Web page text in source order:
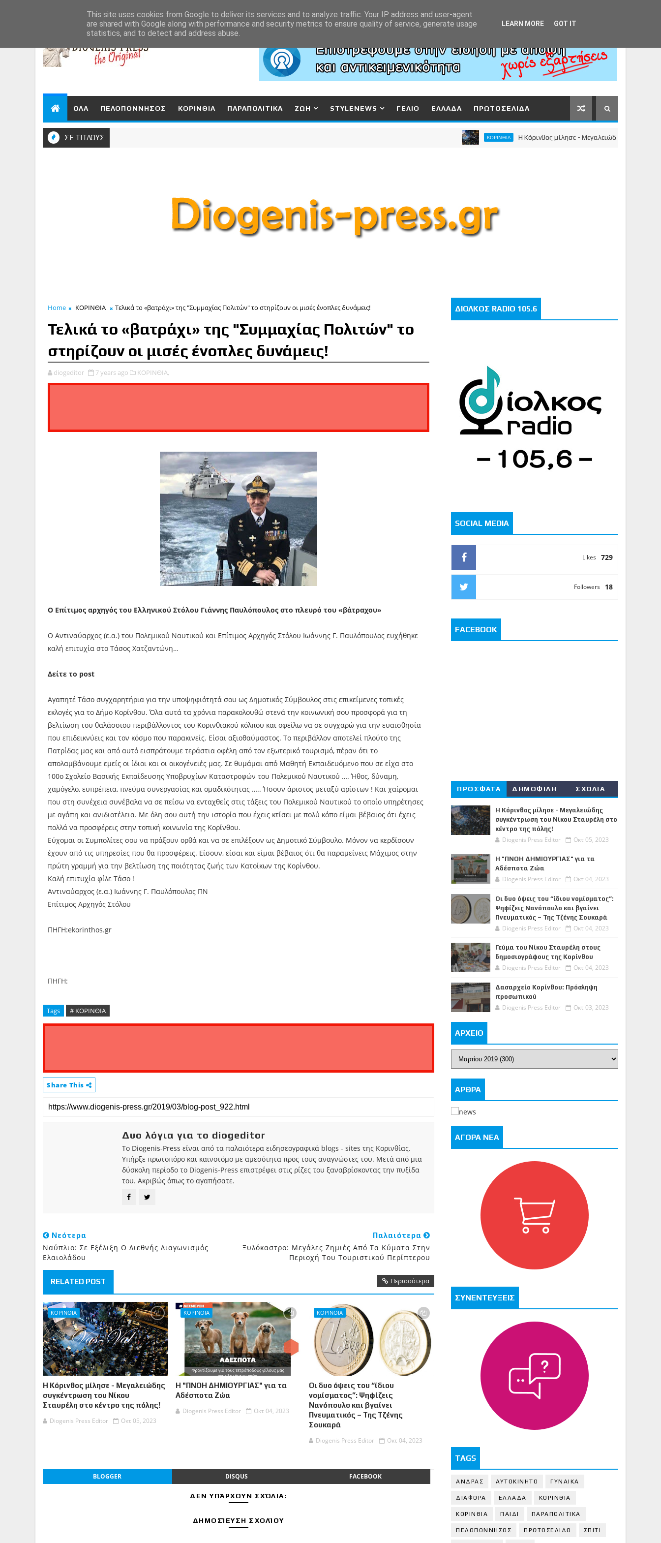
ΟΛΑ ΠΕΛΟΠΟΝΝΗΣΟΣ ΚΟΡΙΝΘΙΑ ΠΑΡΑΠΟΛΙΤΙΚΑ ΖΩΗ STYLENEWS ΓΕΛΙΟ ΕΛΛΑΔΑ ΠΡΩΤΟΣΕΛΙΔΑ
ΣΕ ΤΙΤΛΟΥΣ ΚΟΡΙΝΘΙΑ Η Κόρινθος μίλησε - Μεγαλειώδης συγκέντρωση του
Home ΚΟΡΙΝΘΙΑ Τελικά το «βατράχι» της "Συμμαχίας Πολιτών" το στηρίζουν οι μισές ένοπλες δυνάμεις!
Τελικά το «βατράχι» της "Συμμαχίας Πολιτών" το
στηρίζουν οι μισές ένοπλες δυνάμεις!
diogeditor 7 years ago ΚΟΡΙΝΘΙΑ,
Ο Επίτιμος αρχηγός του Ελληνικού Στόλου Γιάννης Παυλόπουλος στο πλευρό του «βάτραχου»
Ο Αντιναύαρχος (ε.α.) του Πολεμικού Ναυτικού και Επίτιμος Αρχηγός Στόλου Ιωάννης Γ. Παυλόπουλος ευχήθηκε
καλή επιτυχία στο Τάσος Χατζαντώνη…
Δείτε το post
Αγαπητέ Τάσο συγχαρητήρια για την υποψηφιότητά σου ως Δημοτικός Σύμβουλος στις επικείμενες τοπικές
εκλογές για το Δήμο Κορίνθου. Όλα αυτά τα χρόνια παρακολουθώ στενά την κοινωνική σου προσφορά για τη
βελτίωση του θαλάσσιου περιβάλλοντος του Κορινθιακού κόλπου και οφείλω να σε συγχαρώ για την ευαισθησία
που επιδεικνύεις και τον κόσμο που παρακινείς. Είσαι αξιοθαύμαστος. Το περιβάλλον αποτελεί πλούτο της
Πατρίδας μας και από αυτό εισπράτουμε τεράστια οφέλη από τον εξωτερικό τουρισμό, πέραν ότι το
απολαμβάνουμε εμείς οι ίδιοι και οι οικογένειές μας. Σε θυμάμαι από Μαθητή Εκπαιδευόμενο που σε είχα στο
100ο Σχολείο Βασικής Εκπαίδευσης Υποβρυχίων Καταστροφών του Πολεμικού Ναυτικού …. Ήθος, δύναμη,
χαμόγελο, ευπρέπεια, πνεύμα συνεργασίας και ομαδικότητας ….. Ήσουν άριστος μεταξύ αρίστων ! Και χαίρομαι
που στη συνέχεια συνέβαλα να σε πείσω να ενταχθείς στις τάξεις του Πολεμικού Ναυτικού το οποίο υπηρέτησες
με αγάπη και ανιδιοτέλεια. Με όλη σου αυτή την ιστορία που έχεις κτίσει με πολύ κόπο είμαι βέβαιος ότι έχεις
πολλά να προσφέρεις στην τοπική κοινωνία της Κορίνθου.
Εύχομαι οι Συμπολίτες σου να πράξουν ορθά και να σε επιλέξουν ως Δημοτικό Σύμβουλο. Μόνον να κερδίσουν
έχουν από τις υπηρεσίες που θα προσφέρεις. Είσουν, είσαι και είμαι βέβαιος ότι θα παραμείνεις Μάχιμος στην
πρώτη γραμμή για την βελτίωση της ποιότητας ζωής των Κατοίκων της Κορίνθου.
Καλή επιτυχία φίλε Τάσο !
Αντιναύαρχος (ε.α.) Ιωάννης Γ. Παυλόπουλος ΠΝ
Επίτιμος Αρχηγός Στόλου
ΠΗΓΗ:ekorinthos.gr
ΠΗΓΗ:
Tags # ΚΟΡΙΝΘΙΑ
Share This
Δυο λόγια για το diogeditor
Το Diogenis-Press είναι από τα παλαιότερα ειδησεογραφικά blogs - sites της Κορινθίας.
Υπήρξε πρωτοπόρο και καινοτόμο με αμεσότητα προς τους αναγνώστες του. Μετά από μια
δύσκολη περίοδο το Diogenis-Press επιστρέφει στις ρίζες του ξαναβρίσκοντας την πυξίδα
του. Ακριβώς όπως το αγαπήσατε.
Νεότερα
Ναύπλιο: Σε Εξέλιξη Ο Διεθνής Διαγωνισμός
Ελαιολάδου
Παλαιότερα
Ξυλόκαστρο: Μεγάλες Ζημιές Από Τα Κύματα Στην
Περιοχή Του Τουριστικού Περίπτερου
RELATED POST Περισσότερα
ΚΟΡΙΝΘΙΑ
Η Κόρινθος μίλησε - Μεγαλειώδης
συγκέντρωση του Νίκου
Σταυρέλη στο κέντρο της πόλης!
Diogenis Press Editor
Οκτ 05, 2023
ΚΟΡΙΝΘΙΑ
Η "ΠΝΟΗ ΔΗΜΙΟΥΡΓΙΑΣ" για τα
Αδέσποτα Ζώα
Diogenis Press Editor
Οκτ 04, 2023
ΚΟΡΙΝΘΙΑ
Οι δυο όψεις του “ίδιου
νομίσματος”: Ψηφίζεις
Νανόπουλο και βγαίνει
Πνευματικός – Της Τζένης
Σουκαρά
Diogenis Press Editor
Οκτ 04, 2023
BLOGGER DISQUS FACEBOOK
ΔΕΝ ΥΠΆΡΧΟΥΝ ΣΧΌΛΙΑ:
ΔΗΜΟΣΊΕΥΣΗ ΣΧΟΛΊΟΥ
ΔΙΟΛΚΟΣ RADIO 105.6
SOCIAL MEDIA
729
Likes
18
Followers
FACEBOOK
ΠΡΟΣΦΑΤΑ ΔΗΜΟΦΙΛΗ ΣΧΟΛΙΑ
Η Κόρινθος μίλησε - Μεγαλειώδης
συγκέντρωση του Νίκου Σταυρέλη στο
κέντρο της πόλης!
Diogenis Press Editor Οκτ 05, 2023
Η "ΠΝΟΗ ΔΗΜΙΟΥΡΓΙΑΣ" για τα
Αδέσποτα Ζώα
Diogenis Press Editor Οκτ 04, 2023
Οι δυο όψεις του “ίδιου νομίσματος”:
Ψηφίζεις Νανόπουλο και βγαίνει
Πνευματικός – Της Τζένης Σουκαρά
Diogenis Press Editor Οκτ 04, 2023
Γεύμα του Νίκου Σταυρέλη στους
δημοσιογράφους της Κορίνθου
Diogenis Press Editor Οκτ 04, 2023
Δασαρχείο Κορίνθου: Πρόσληψη
προσωπικού
Diogenis Press Editor Οκτ 03, 2023
ΑΡΧΕΙΟ
ΑΡΘΡΑ
ΑΓΟΡΑ ΝΕΑ
ΣΥΝΕΝΤΕΥΞΕΙΣ
TAGS
ΑΝΔΡΑΣ ΑΥΤΟΚΙΝΗΤΟ ΓΥΝΑΙΚΑ
ΔΙΑΦΟΡΑ ΕΛΛΑΔΑ ΚΟΡΙΝΘΙΑ
ΚΟΡΙΝΘΙA ΠΑΙΔΙ ΠΑΡΑΠΟΛΙΤΙΚΑ
ΠΕΛΟΠΟΝΝΗΣΟΣ ΠΡΩΤΟΣΕΛΙΔΟ ΣΠΙΤΙ
This site uses cookies from Google to deliver its services and to analyze traffic. Your IP address and user-agent
are shared with Google along with performance and security metrics to ensure quality of service, generate usage
statistics, and to detect and address abuse.
LEARN MORE GOT IT